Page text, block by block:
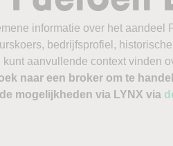
informatie over het
bedrijfsprofiel,
aanvullende context vinden
naar een broker om te
mogelijkheden via LYNX via